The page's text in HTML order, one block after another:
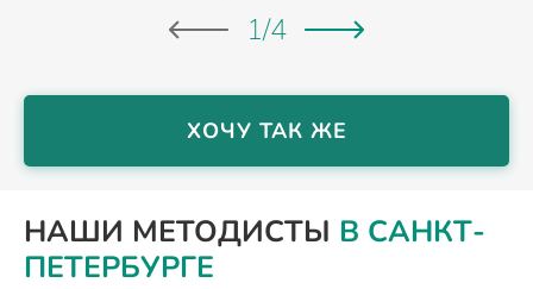
1/4
ХОЧУ ТАК ЖЕ
НАШИ МЕТОДИСТЫ В САНКТ-
ПЕТЕРБУРГЕ